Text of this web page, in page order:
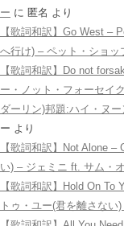
ー に 匿名 より
【歌詞和訳】Go West –
へ行け) – ペット・ショ
【歌詞和訳】Do not
ー・ノット・フォーセイ
ダーリン)邦題:ハイ・ヌ
ー より
【歌詞和訳】Not Alone
い) – ジェミニ ft. サム・
【歌詞和訳】Hold On To
トゥ・ユー(君を離さな